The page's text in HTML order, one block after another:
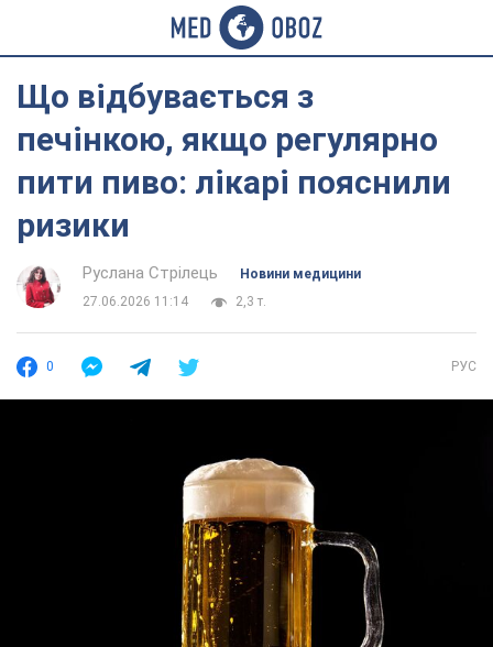
Що відбувається з
печінкою, якщо регулярно
пити пиво: лікарі пояснили
ризики
Руслана Стрілець
Новини медицини
27.06.2026 11:14
2,3 т.
0 РУС